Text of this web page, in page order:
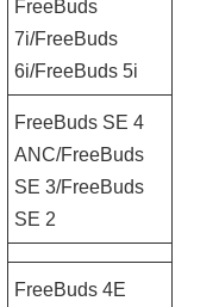
FreeBuds
7i/FreeBuds
6i/FreeBuds 5i
FreeBuds SE 4
ANC/FreeBuds
SE 3/FreeBuds
SE 2
FreeBuds 4E